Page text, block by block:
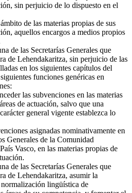
sin perjuicio de lo dispuesto en el
de las materias propias de sus
aquellos encargos a medios propios
de las Secretarías Generales que
de Lehendakaritza, sin perjuicio de las
en los siguientes capítulos del
funciones genéricas en
las subvenciones en las materias
de actuación, salvo que una
general vigente establezca lo
asignadas nominativamente en
Generales de la Comunidad
Vasco, en las materias propias de
de las Secretarías Generales que
de Lehendakaritza, asumir la
lingüística de